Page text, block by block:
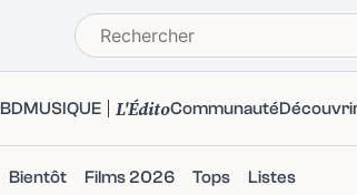
BDMUSIQUE L'ÉditoCommunauté
Bientôt Films 2026 Tops Listes